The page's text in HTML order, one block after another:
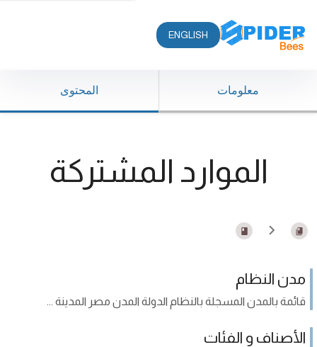
ENGLISH
معلومات المحتوى
الموارد المشتركة
مدن النظام
قائمة بالمدن المسجلة بالنظام الدولة المدن مصر المدينة ...
الأصناف و الفئات